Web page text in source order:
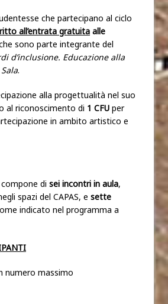
che partecipano al ciclo
all’entrata gratuita alle
sono parte integrante del
d’inclusione. Educazione alla
.
alla progettualità nel suo
al riconoscimento di 1 CFU per
in ambito artistico e
di sei incontri in aula,
spazi del CAPAS, e sette
indicato nel programma a
numero massimo